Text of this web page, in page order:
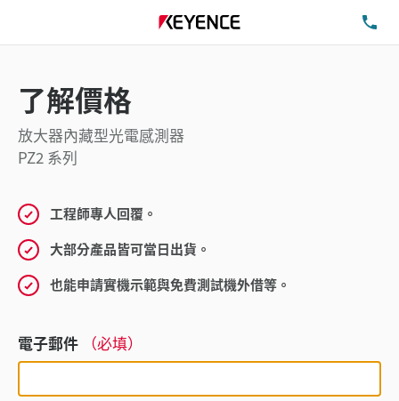
了解價格
放大器內藏型光電感測器
PZ2 系列
工程師專人回覆。
大部分產品皆可當日出貨。
也能申請實機示範與免費測試機外借等。
電子郵件 （必填）